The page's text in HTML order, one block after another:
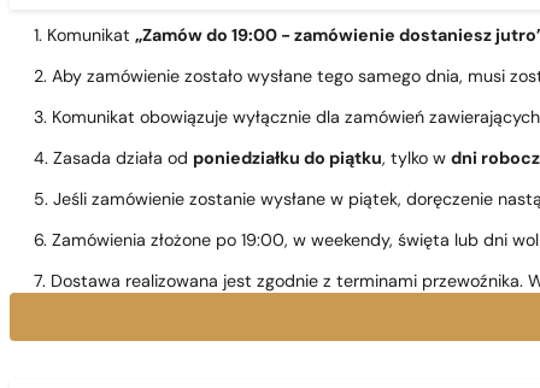
1. Komunikat „Zamów do 19:00 - zamówienie dostaniesz
2. Aby zamówienie zostało wysłane tego samego dnia, musi
3. Komunikat obowiązuje wyłącznie dla zamówień
4. Zasada działa od poniedziałku do piątku, tylko w dni
5. Jeśli zamówienie zostanie wysłane w piątek, doręczenie
6. Zamówienia złożone po 19:00, w weekendy, święta lub dni
7. Dostawa realizowana jest zgodnie z terminami przewoźnika.